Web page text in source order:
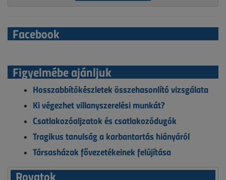
Facebook
Figyelmébe ajánljuk
Hosszabbítókészletek összehasonlító vizsgálata
Ki végezhet villanyszerelési munkát?
Csatlakozóaljzatok és csatlakozódugók
Tragikus tanulság a karbantartás hiányáról
Társasházak fővezetékeinek felújítása
Rovatok